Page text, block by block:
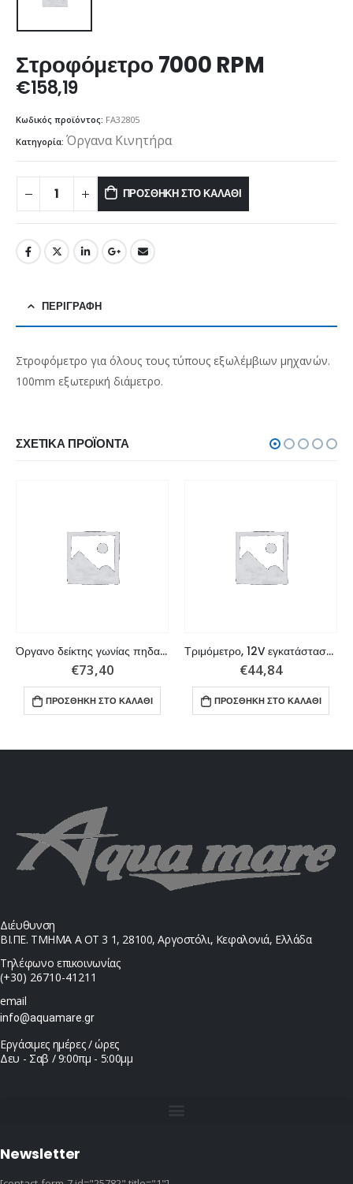
Στροφόμετρο 7000 RPM
€158,19
Κωδικός προϊόντος: FA32805
Κατηγορία: Όργανα Κινητήρα
ΠΡΟΣΘΉΚΗ ΣΤΟ ΚΑΛΆΘΙ
ΠΕΡΙΓΡΑΦΉ
Στροφόμετρο για όλους τους τύπους εξωλέμβιων μηχανών.
100mm εξωτερική διάμετρο.
ΣΧΕΤΙΚΆ ΠΡΟΪΌΝΤΑ
Όργανο δείκτης γωνίας πηδαλίου 12V εγκατάσταση
€73,40
ΠΡΟΣΘΉΚΗ ΣΤΟ ΚΑΛΆΘΙ
Τριμόμετρο, 12V εγκατάσταση, Para OMC Cobra y Volvo SX
€44,84
ΠΡΟΣΘΉΚΗ ΣΤΟ ΚΑΛΆΘΙ
Διέυθυνση
ΒΙ.ΠΕ. ΤΜΗΜΑ Α ΟΤ 3 1, 28100, Αργοστόλι, Κεφαλονιά, Ελλάδα
Τηλέφωνο επικοινωνίας
(+30) 26710-41211
email
info@aquamare.gr
Εργάσιμες ημέρες / ώρες
Δευ - Σαβ / 9:00πμ - 5:00μμ
Newsletter